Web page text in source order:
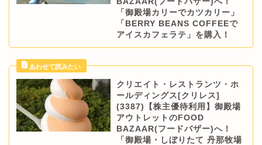
「御殿場カリーでカツカリー」
「BERRY BEANS COFFEEで
アイスカフェラテ」を購入！
クリエイト・レストランツ・ホ
ールディングス[クリレス]
(3387)【株主優待利用】御殿場
アウトレットのFOOD
BAZAAR(フードバザー)へ！
「御殿場・しぼりたて 丹那牧場